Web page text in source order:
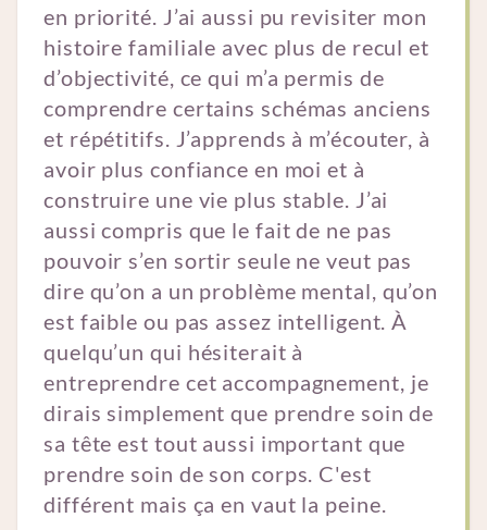
en priorité. J’ai aussi pu revisiter mon
histoire familiale avec plus de recul et
d’objectivité, ce qui m’a permis de
comprendre certains schémas anciens
et répétitifs. J’apprends à m’écouter, à
avoir plus confiance en moi et à
construire une vie plus stable. J’ai
aussi compris que le fait de ne pas
pouvoir s’en sortir seule ne veut pas
dire qu’on a un problème mental, qu’on
est faible ou pas assez intelligent. À
quelqu’un qui hésiterait à
entreprendre cet accompagnement, je
dirais simplement que prendre soin de
sa tête est tout aussi important que
prendre soin de son corps. C'est
différent mais ça en vaut la peine.